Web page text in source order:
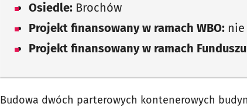
Osiedle: Brochów
Projekt finansowany w ramach WBO: nie
Projekt finansowany w ramach
Budowa dwóch parterowych kontenerowych